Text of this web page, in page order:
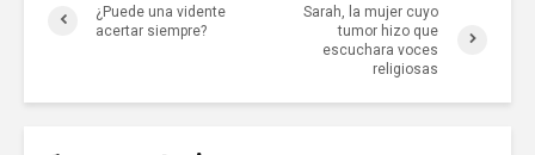
¿Puede una vidente
acertar siempre?
Sarah, la mujer cuyo
tumor hizo que
escuchara voces
religiosas